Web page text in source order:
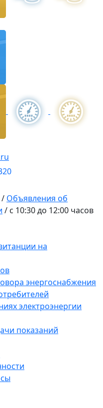
/ Объявления об
/ с 10:30 до 12:00 часов
на
энергоснабжения
электроэнергии
показаний